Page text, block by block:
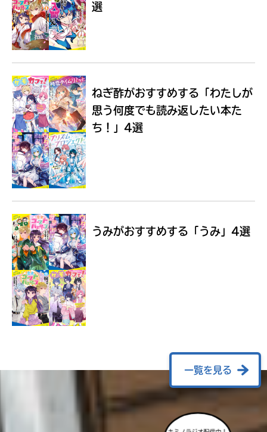
Loading...
選
ねぎ酢がおすすめする 「わたしが
思う何度でも読み返したい本た
ち！」4選
うみがおすすめする 「うみ」4選
一覧を見る
キミノラジオ配信中！
容
も
度